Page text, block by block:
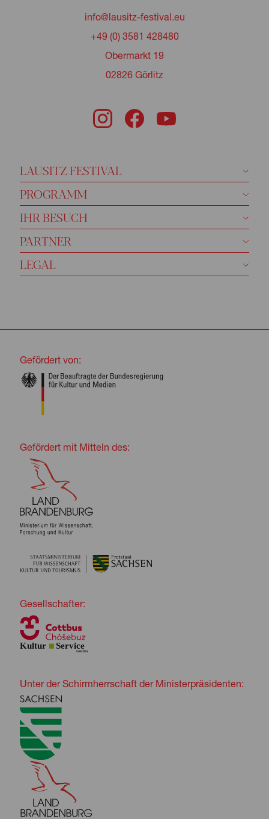
info@lausitz-festival.eu
+49 (0) 3581 428480
Obermarkt 19
02826 Görlitz
LAUSITZ FESTIVAL
PROGRAMM
IHR BESUCH
PARTNER
LEGAL
Gefördert von:
Gefördert mit Mitteln des:
Gesellschafter:
Unter der Schirmherrschaft der Ministerpräsidenten: